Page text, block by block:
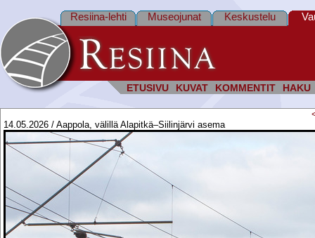
ETUSIVU KUVAT KOMMENTIT HAKU
Resiina-lehti Museojunat Keskustelu
14.05.2026 / Aappola, välillä Alapitkä–Siilinjärvi asema